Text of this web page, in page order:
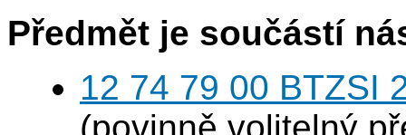
Předmět je součástí
12 74 79 00 BTZSI